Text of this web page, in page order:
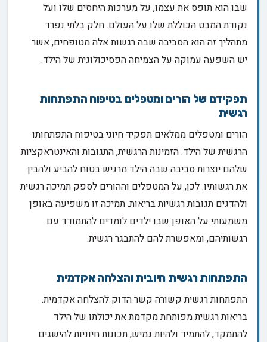
שבו הוא תופס את עצמו, על מערכות היחסים שלו ועל
נקודת המבט הכוללת שלו על העולם. חלק בלתי נפרד
מתהליך זה הוא הסביבה שבה רגשות אלה מטופחים, אשר
יש השפעה עמוקה על הצמיחה הפסיכולוגית של הילד.
תפקידם של הורים ומטפלים בטיפוח התפתחות
רגשית
הורים ומטפלים ממלאים תפקיד חיוני בטיפוח התפתחותו
הרגשית של הילד. הזמינות הרגשית, התגובות והאינטראקציות
שלהם יוצרות סביבה שבה הילד מרגיש בטוח להביע ולהבין
את רגשותיו. לכן, על המטפלים וההורים לספק תמיכה רגשית
ולהדגים תגובות רגשיות בריאות. תמיכה זו משפיעה באופן
משמעותי על האופן שבו ילדים לומדים להתמודד עם
רגשותיהם, ומאפשרת להם להתבגר רגשית.
התפתחות רגשית חיובית והצלחה אקדמית
התפתחות רגשית קשורה קשר הדוק להצלחה אקדמית.
בריאות רגשית מפותחת מקדמת את יכולתו של הילד
להתמקד, להתמיד ולהיות גמיש, תכונות חיוניות להישגים